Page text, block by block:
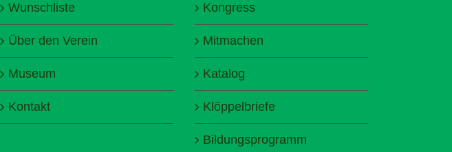
Wunschliste
Über den Verein
Museum
Kontakt
Kongress
Mitmachen
Katalog
Klöppelbriefe
Bildungsprogramm